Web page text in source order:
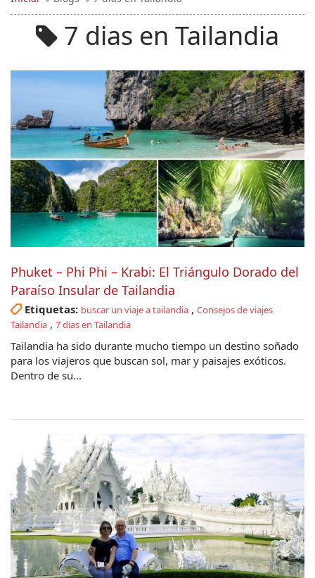
7 dias en Tailandia
Phuket – Phi Phi – Krabi: El Triángulo Dorado del
Paraíso Insular de Tailandia
Etiquetas: buscar un viaje a tailandia , Consejos de viajes
Tailandia , 7 dias en Tailandia
Tailandia ha sido durante mucho tiempo un destino soñado
para los viajeros que buscan sol, mar y paisajes exóticos.
Dentro de su...